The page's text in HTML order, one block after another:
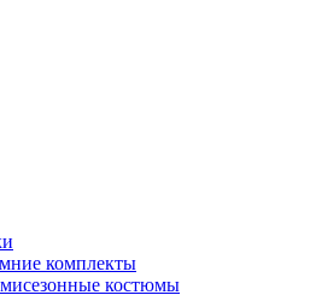
комплекты
костюмы